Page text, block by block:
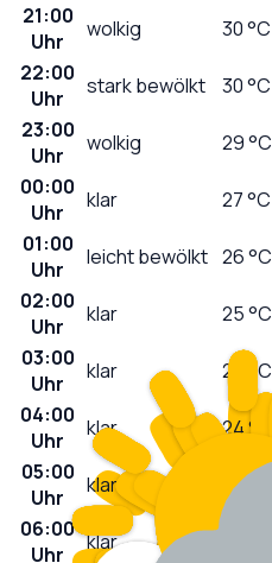
21:00
Uhr
wolkig 30°C
22:00
Uhr
stark bewölkt 30°C
23:00
Uhr
wolkig 29°C
00:00
Uhr
klar 27°C
01:00
Uhr
leicht bewölkt 26°C
02:00
Uhr
klar 25°C
03:00
Uhr
klar 25 °C
04:00
Uhr
klar 24°C
05:00
Uhr
klar 24°C
06:00
Uhr
klar